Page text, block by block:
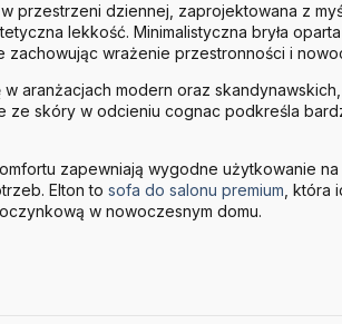
przestrzeni dziennej, zaprojektowana z
lekkość. Minimalistyczna bryła
zachowując wrażenie przestronności i
aranżacjach modern oraz
ze skóry w odcieniu cognac podkreśla
zapewniają wygodne użytkowanie
Elton to sofa do salonu premium , która
w nowoczesnym domu.